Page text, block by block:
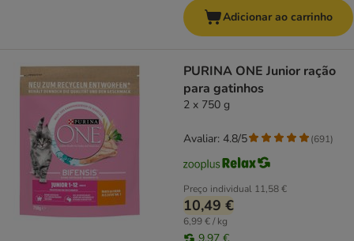
Adicionar ao carrinho
PURINA ONE Junior ração
para gatinhos
2 x 750 g
Preço individual 11,58 €
10,49 €
6,99 € / kg
Avaliar: 4.8/5 (691)